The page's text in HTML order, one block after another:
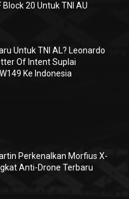
Block 20 Untuk TNI AU
Untuk TNI AL? Leonardo
Of Intent Suplai
Ke Indonesia
Perkenalkan Morfius X-
Anti-Drone Terbaru